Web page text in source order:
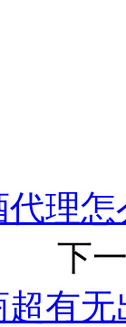
代理
一
有无